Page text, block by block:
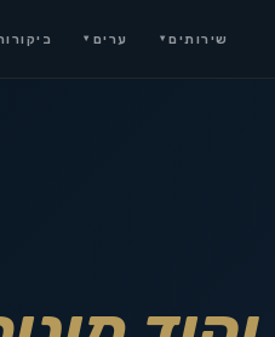
שירותים ▾ ערים ▾